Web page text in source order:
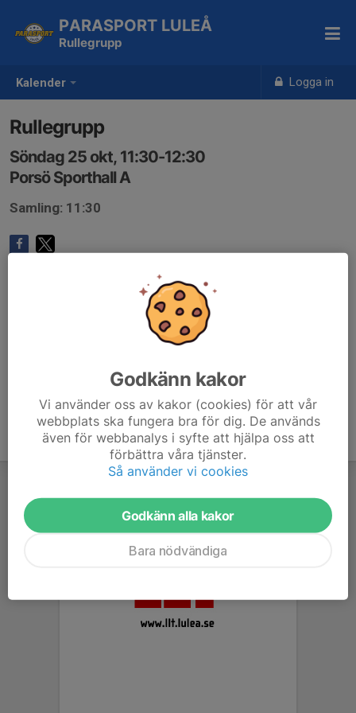
Kalender Logga in
PARASPORT LULEÅ
Rullegrupp
Rullegrupp
Söndag 25 okt, 11:30-12:30
Porsö Sporthall A
Samling: 11:30
Anmälan är öppen för gruppens medlemmar.
Godkänn kakor
Vi använder oss av kakor (cookies) för att vår
webbplats ska fungera bra för dig. De används
även för webbanalys i syfte att hjälpa oss att
förbättra våra tjänster.
Så använder vi cookies
Godkänn alla kakor
Bara nödvändiga